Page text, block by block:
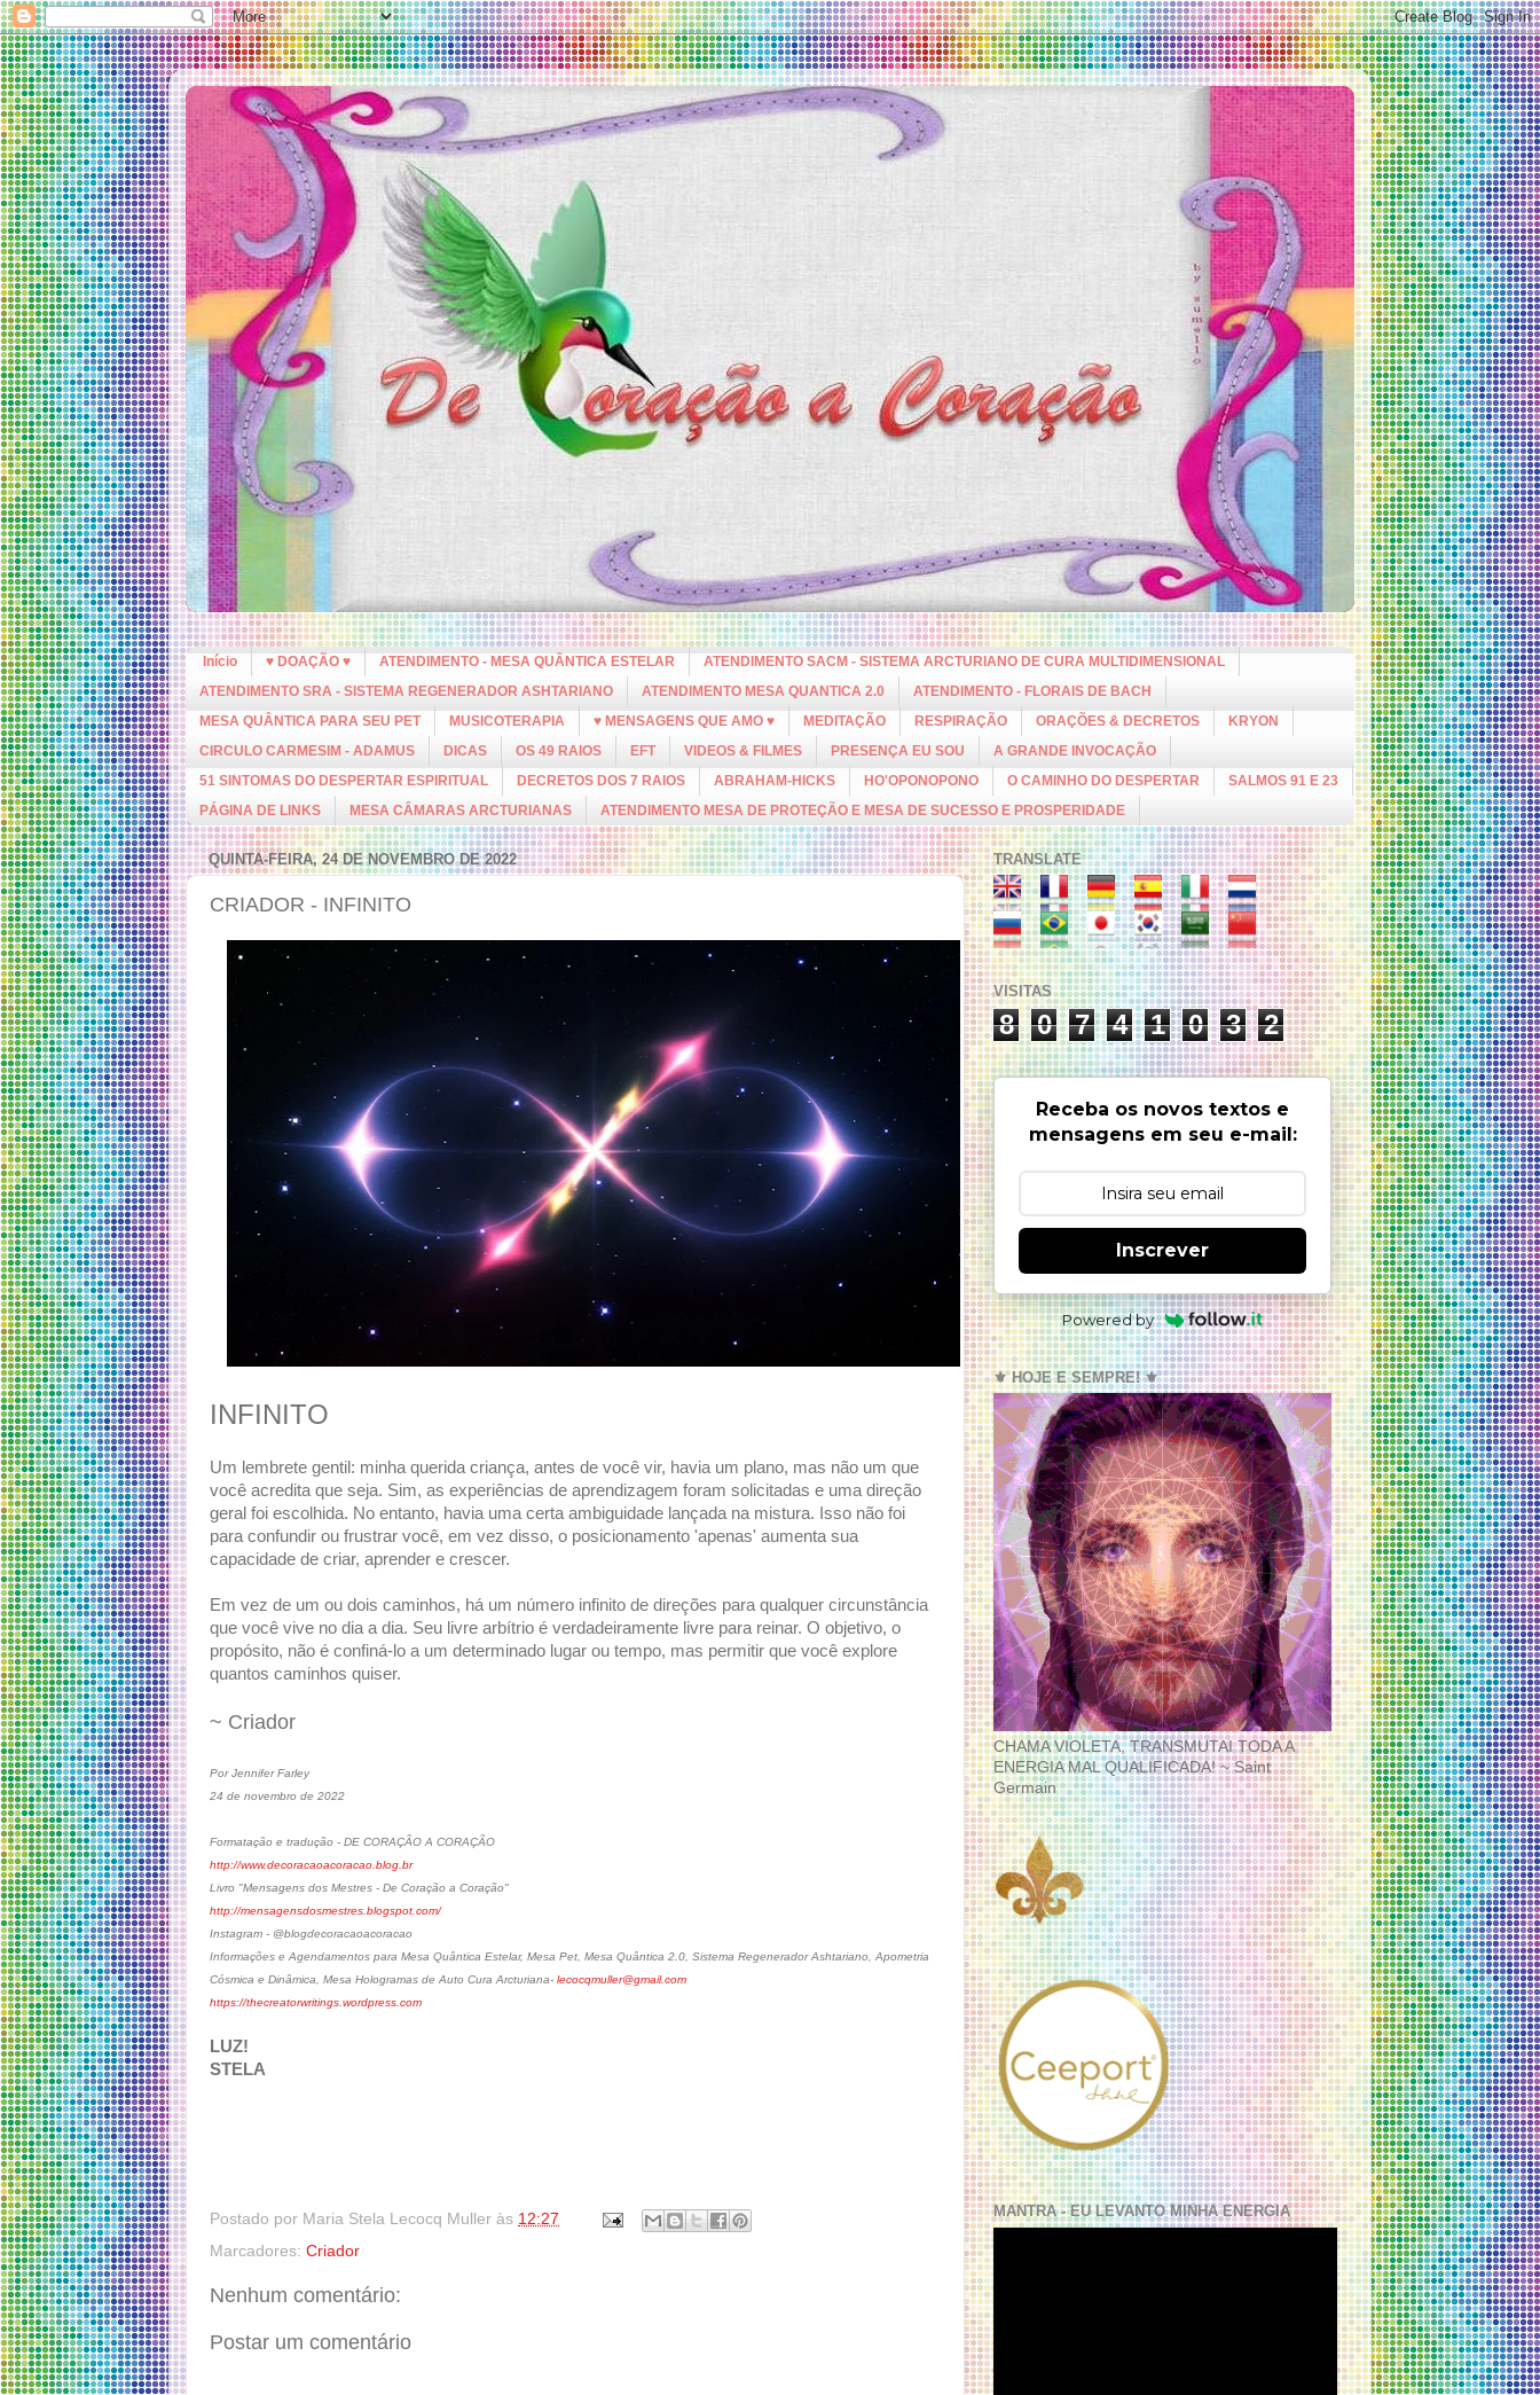
Início ♥ DOAÇÃO ♥ ATENDIMENTO - MESA QUÂNTICA ESTELAR
ATENDIMENTO SACM - SISTEMA ARCTURIANO DE CURA MULTIDIMENSIONAL
ATENDIMENTO SRA - SISTEMA REGENERADOR ASHTARIANO
ATENDIMENTO MESA QUANTICA 2.0
ATENDIMENTO - FLORAIS DE BACH
MESA QUÂNTICA PARA SEU PET
MUSICOTERAPIA ♥ MENSAGENS QUE AMO ♥ MEDITAÇÃO RESPIRAÇÃO ORAÇÕES & DECRETOS
KRYON
CIRCULO CARMESIM - ADAMUS
DICAS OS 49 RAIOS EFT VIDEOS & FILMES PRESENÇA EU SOU
A GRANDE INVOCAÇÃO
51 SINTOMAS DO DESPERTAR ESPIRITUAL
DECRETOS DOS 7 RAIOS ABRAHAM-HICKS HO'OPONOPONO O CAMINHO DO DESPERTAR
SALMOS 91 E 23
PÁGINA DE LINKS
MESA CÂMARAS ARCTURIANAS ATENDIMENTO MESA DE PROTEÇÃO E MESA DE SUCESSO E PROSPERIDADE
QUINTA-FEIRA, 24 DE NOVEMBRO DE 2022
CRIADOR - INFINITO
INFINITO
Um lembrete gentil: minha querida criança, antes de você vir, havia um plano, mas não um que
você acredita que seja. Sim, as experiências de aprendizagem foram solicitadas e uma direção
geral foi escolhida. No entanto, havia uma certa ambiguidade lançada na mistura. Isso não foi
para confundir ou frustrar você, em vez disso, o posicionamento 'apenas' aumenta sua
capacidade de criar, aprender e crescer.
Em vez de um ou dois caminhos, há um número infinito de direções para qualquer circunstância
que você vive no dia a dia. Seu livre arbítrio é verdadeiramente livre para reinar. O objetivo, o
propósito, não é confiná-lo a um determinado lugar ou tempo, mas permitir que você explore
quantos caminhos quiser.
~ Criador
Por Jennifer Farley
24 de novembro de 2022
Formatação e tradução - DE CORAÇÃO A CORAÇÃO
http://www.decoracaoacoracao.blog.br
Livro "Mensagens dos Mestres - De Coração a Coração"
http://mensagensdosmestres.blogspot.com/
Instagram - @blogdecoracaoacoracao
Informações e Agendamentos para Mesa Quântica Estelar, Mesa Pet, Mesa Quântica 2.0, Sistema Regenerador Ashtariano, Apometria
Cósmica e Dinâmica, Mesa Hologramas de Auto Cura Arcturiana- lecocqmuller@gmail.com
https://thecreatorwritings.wordpress.com
LUZ!
STELA
Postado por Maria Stela Lecocq Muller às 12:27
Marcadores: Criador
Nenhum comentário:
Postar um comentário
TRANSLATE
VISITAS
8 0 7 4 1 0 3 2
Receba os novos textos e
mensagens em seu e-mail:
Inscrever
Powered by
⚜️ HOJE E SEMPRE! ⚜️
CHAMA VIOLETA, TRANSMUTAI TODA A
ENERGIA MAL QUALIFICADA! ~ Saint
Germain
MANTRA - EU LEVANTO MINHA ENERGIA